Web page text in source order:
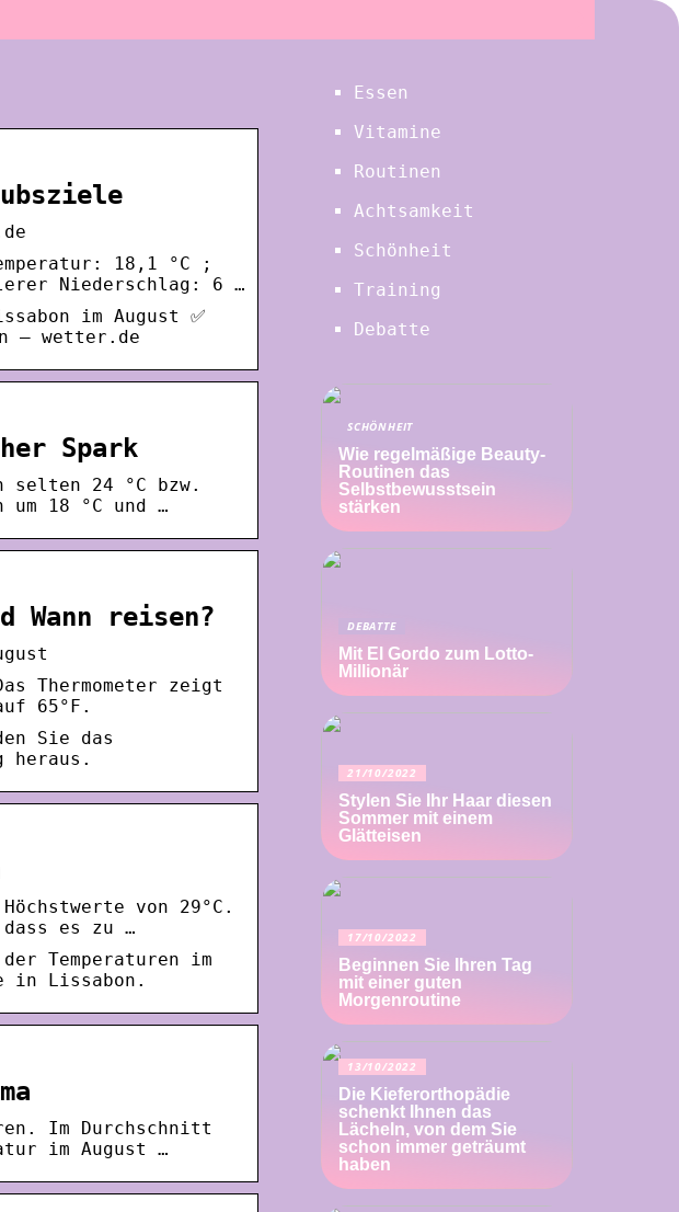
18,1 °C ;
Niederschlag: 6 …
im August ✅
– wetter.de
Spark
selten 24 °C bzw.
18 °C und …
Wann reisen?
Thermometer zeigt
65°F.
Sie das
heraus.
von 29°C.
es zu …
Temperaturen im
in Lissabon.
Im Durchschnitt
im August …
Essen
Vitamine
Routinen
Achtsamkeit
Schönheit
Training
Debatte
SCHÖNHEIT
Wie regelmäßige Beauty-
Routinen das
Selbstbewusstsein
stärken
DEBATTE
Mit El Gordo zum Lotto-
Millionär
21/10/2022
Stylen Sie Ihr Haar diesen
Sommer mit einem
Glätteisen
17/10/2022
Beginnen Sie Ihren Tag
mit einer guten
Morgenroutine
13/10/2022
Die Kieferorthopädie
schenkt Ihnen das
Lächeln, von dem Sie
schon immer geträumt
haben